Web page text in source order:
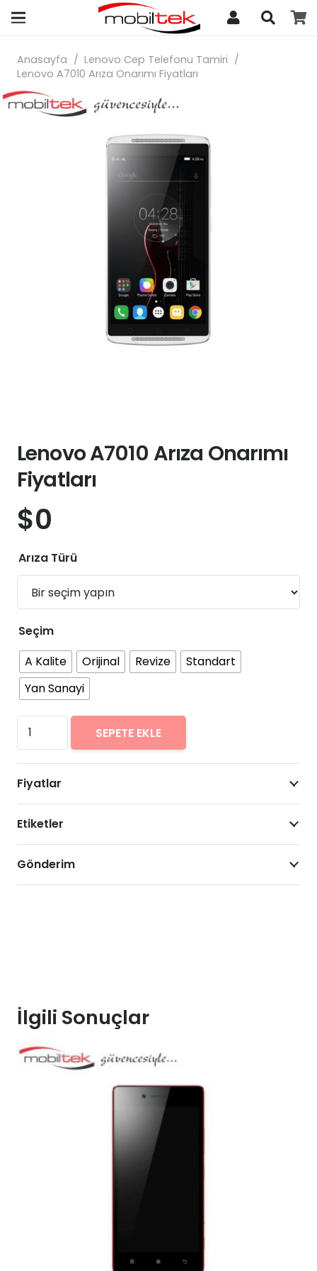
Anasayfa / Lenovo Cep Telefonu Tamiri /
Lenovo A7010 Arıza Onarımı Fiyatları
Lenovo A7010 Arıza Onarımı
Fiyatları
$0
Arıza Türü
Seçim
A Kalite
Orijinal Revize
Standart
Yan Sanayi
Lenovo
A7010
Arıza
Onarımı
Fiyatları
adet
SEPETE EKLE
Fiyatlar
Etiketler
Gönderim
İlgili Sonuçlar